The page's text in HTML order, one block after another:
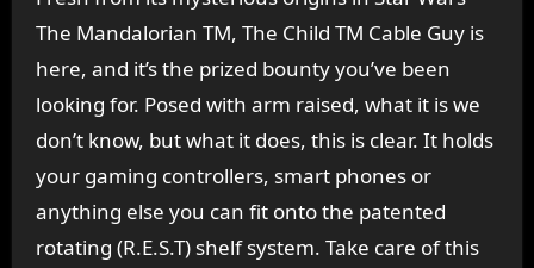
The Mandalorian TM, The Child TM Cable Guy is
here, and it’s the prized bounty you’ve been
looking for. Posed with arm raised, what it is we
don’t know, but what it does, this is clear. It holds
your gaming controllers, smart phones or
anything else you can fit onto the patented
rotating (R.E.S.T) shelf system. Take care of this